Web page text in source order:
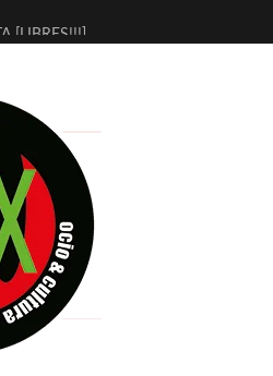
[LIBRES!!!]
ZAMORA
CLAUDIO TOLCACHIR
DEL TOMATAZO
3.0] EN EXVITA
[RELATIVA SENCILLEZ]
A SERRAT